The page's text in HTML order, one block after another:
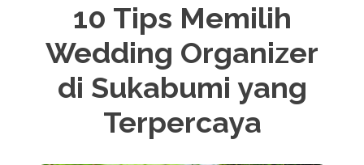
10 Tips Memilih
Wedding Organizer
di Sukabumi yang
Terpercaya